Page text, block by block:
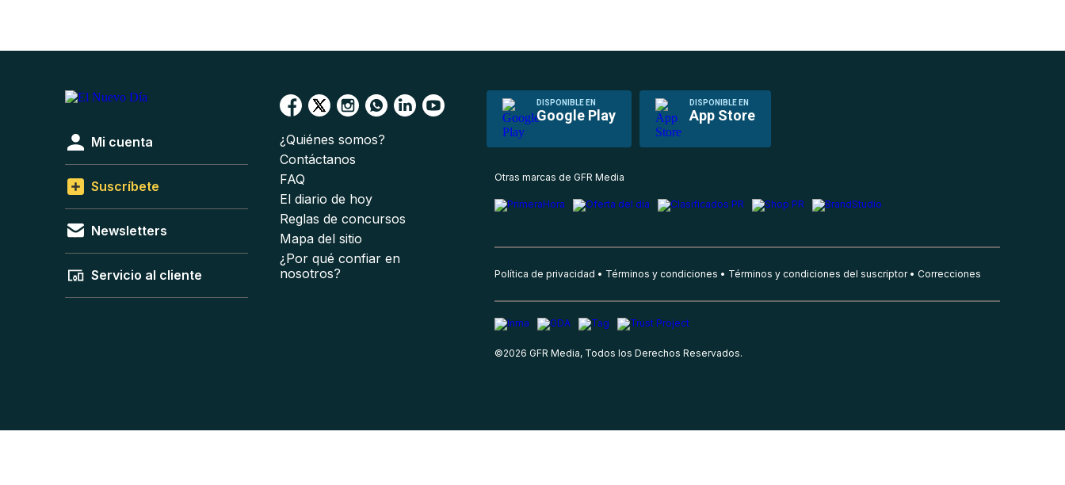
DISPONIBLE EN
Google Play
DISPONIBLE EN
App Store
Mi cuenta
Suscríbete
Newsletters
Servicio al cliente
¿Quiénes somos?
Contáctanos
FAQ
El diario de hoy
Reglas de concursos
Mapa del sitio
¿Por qué confiar en
nosotros?
Otras marcas de GFR Media
Política de privacidad Términos y condiciones Términos y condiciones del suscriptor Correcciones
©2026 GFR Media, Todos los Derechos Reservados.